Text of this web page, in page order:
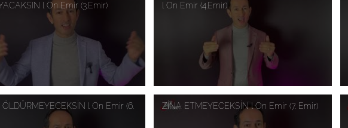
l On Emir (3.Emir)
l On Emir (4.Emir)
l On Emir (6.
ZİNA ETMEYECEKSİN l On Emir (7. Emir)